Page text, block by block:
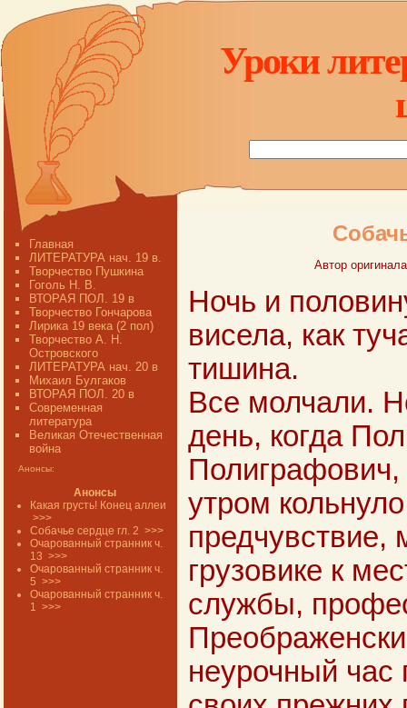
Уроки
Главная
ЛИТЕРАТУРА нач. 19 в.
Творчество Пушкина
Гоголь Н. В.
ВТОРАЯ ПОЛ. 19 в
Творчество Гончарова
Лирика 19 века (2 пол)
Творчество А. Н.
Островского
ЛИТЕРАТУРА нач. 20 в
Михаил Булгаков
ВТОРАЯ ПОЛ. 20 в
Современная
литература
Великая Отечественная
война
Анонсы:
Анонсы
Какая грусть! Конец аллеи
>>>
Собачье сердце гл. 2 >>>
Очарованный странник ч.
13 >>>
Очарованный странник ч.
5 >>>
Очарованный странник ч.
1 >>>
Автор
Ночь и
висела, как
тишина.
Все молчали.
день, когда
Полиграфович,
утром
предчувствие,
грузовике к
службы,
неурочный час